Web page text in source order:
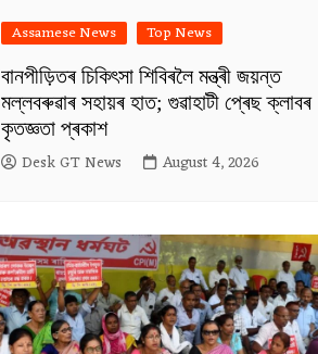
Assamese News Top News
বানপীড়িতৰ চিকিৎসা শিবিৰলৈ মন্ত্ৰী জয়ন্ত
মল্লবৰুৱাৰ সহায়ৰ হাত; গুৱাহাটী প্ৰেছ ক্লাবৰ
কৃতজ্ঞতা প্ৰকাশ
Desk GT News August 4, 2026